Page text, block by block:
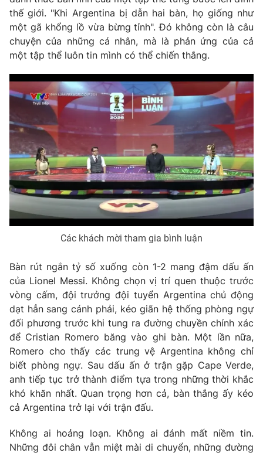
VTV Money VTV Thể thao
VTV Sức khoẻ Bất động sản
Thị trường 24h Tấm lòng Việt
VTV4 Vươn mình bằng AI
VTV9 VTV8
Liên hệ tòa soạn English
Theo dõi báo trên
Cơ quan chủ quản:Đài Truyền hình Việt Nam
Cơ quan báo chí:
Thời báo VTV
Giấy phép hoạt động báo in và báo điện tử số 483/GP-BTTTT
cấp ngày 29/12/2023
Tổng Biên tập:Vũ Thanh Thủy
Phó Tổng Biên tập:Nguyễn Thị Mỹ Hạnh, Phạm Quốc Thắng,
Nguyễn Trọng Ninh
Ðiện thoại Thời báo VTV:024.66 897 897
thế giới. "Khi Argentina bị dẫn hai bàn, họ giống như
một gã khổng lồ vừa bừng tỉnh". Đó không còn là câu
chuyện của những cá nhân, mà là phản ứng của cả
một tập thể luôn tin mình có thể chiến thắng.
Các khách mời tham gia bình luận
Bàn rút ngắn tỷ số xuống còn 1-2 mang đậm dấu ấn
của Lionel Messi. Không chọn vị trí quen thuộc trước
vòng cấm, đội trưởng đội tuyển Argentina chủ động
dạt hẳn sang cánh phải, kéo giãn hệ thống phòng ngự
đối phương trước khi tung ra đường chuyền chính xác
để Cristian Romero băng vào ghi bàn. Một lần nữa,
Romero cho thấy các trung vệ Argentina không chỉ
biết phòng ngự. Sau dấu ấn ở trận gặp Cape Verde,
anh tiếp tục trở thành điểm tựa trong những thời khắc
khó khăn nhất. Quan trọng hơn cả, bàn thắng ấy kéo
cả Argentina trở lại với trận đấu.
Không ai hoảng loạn. Không ai đánh mất niềm tin.
Những đôi chân vẫn miệt mài di chuyển, những đường